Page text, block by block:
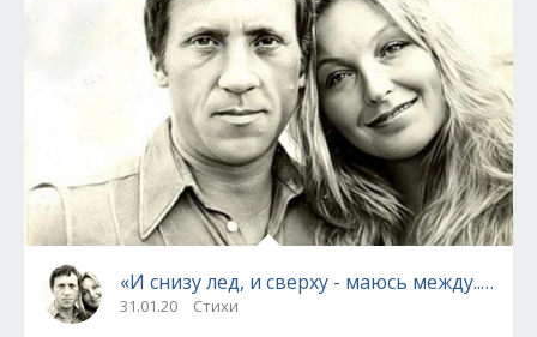
«И снизу лед, и сверху - маюсь между..»:
31.01.20 Стихи